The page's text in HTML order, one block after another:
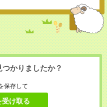
かりましたか？
保存して
受け取る